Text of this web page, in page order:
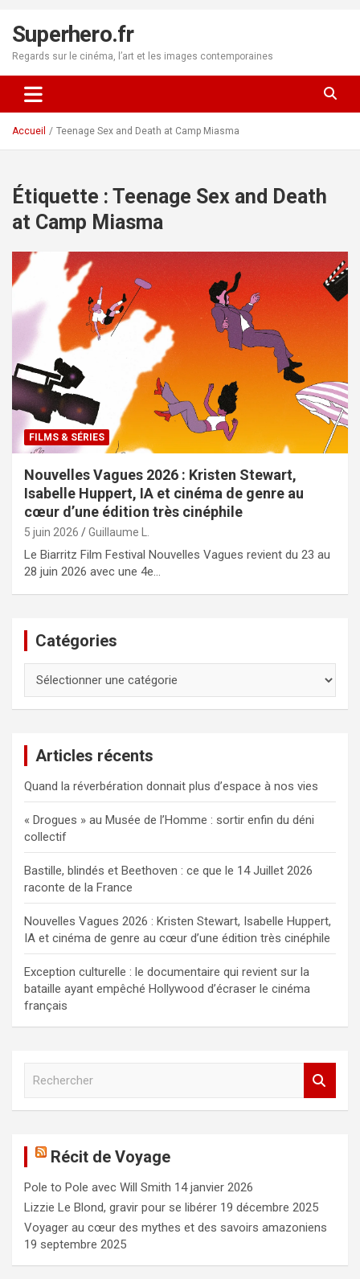
contenu
Superhero.fr
Regards sur le cinéma, l’art et les images contemporaines
Accueil Teenage Sex and Death at Camp Miasma
Étiquette : Teenage Sex and Death
at Camp Miasma
FILMS & SÉRIES
Nouvelles Vagues 2026 : Kristen Stewart,
Isabelle Huppert, IA et cinéma de genre au
cœur d’une édition très cinéphile
5 juin 2026 Guillaume L.
Le Biarritz Film Festival Nouvelles Vagues revient du 23 au
28 juin 2026 avec une 4e…
Catégories
Articles récents
Quand la réverbération donnait plus d’espace à nos vies
« Drogues » au Musée de l’Homme : sortir enfin du déni
collectif
Bastille, blindés et Beethoven : ce que le 14 Juillet 2026
raconte de la France
Nouvelles Vagues 2026 : Kristen Stewart, Isabelle Huppert,
IA et cinéma de genre au cœur d’une édition très cinéphile
Exception culturelle : le documentaire qui revient sur la
bataille ayant empêché Hollywood d’écraser le cinéma
français
c
h
e
r
Récit de Voyage
Pole to Pole avec Will Smith 14 janvier 2026
Lizzie Le Blond, gravir pour se libérer 19 décembre 2025
Voyager au cœur des mythes et des savoirs amazoniens
19 septembre 2025